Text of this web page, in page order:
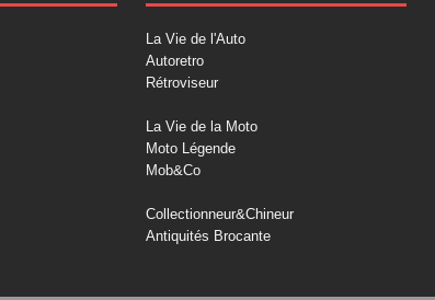
La Vie de l'Auto
Autoretro
Rétroviseur
La Vie de la Moto
Moto Légende
Mob&Co
Collectionneur&Chineur
Antiquités Brocante